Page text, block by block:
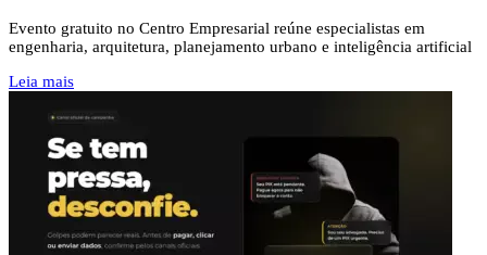
Evento gratuito no Centro Empresarial reúne especialistas em
engenharia, arquitetura, planejamento urbano e inteligência artificial
Leia mais